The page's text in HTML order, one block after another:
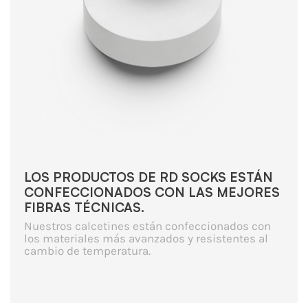
LOS PRODUCTOS DE RD SOCKS ESTÁN
CONFECCIONADOS CON LAS MEJORES
FIBRAS TÉCNICAS.
Nuestros calcetines están confeccionados con
los materiales más avanzados y resistentes al
cambio de temperatura.